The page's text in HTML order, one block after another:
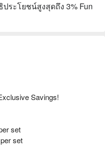
ระโยชน์สูงสุดถึง 3% Fun
Savings!
set
set